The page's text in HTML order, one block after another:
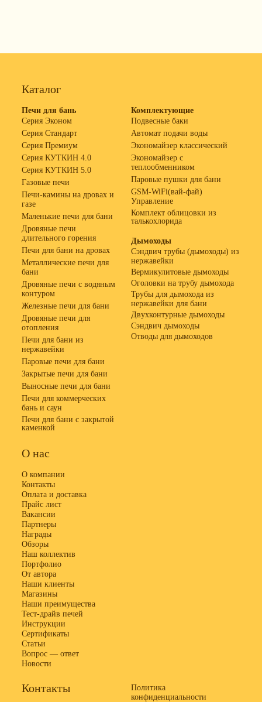
Каталог
Печи для бань
Серия Эконом
Серия Стандарт
Серия Премиум
Серия КУТКИН 4.0
Серия КУТКИН 5.0
Газовые печи
Печи-камины на дровах и
газе
Маленькие печи для бани
Дровяные печи
длительного горения
Печи для бани на дровах
Металлические печи для
бани
Дровяные печи с водяным
контуром
Железные печи для бани
Дровяные печи для
отопления
Печи для бани из
нержавейки
Паровые печи для бани
Закрытые печи для бани
Выносные печи для бани
Печи для коммерческих
бань и саун
Печи для бани с закрытой
каменкой
Комплектующие
Подвесные баки
Автомат подачи воды
Экономайзер классический
Экономайзер с
теплообменником
Паровые пушки для бани
GSM-WiFi(вай-фай)
Управление
Комплект облицовки из
талькохлорида
Дымоходы
Сэндвич трубы (дымоходы) из
нержавейки
Вермикулитовые дымоходы
Оголовки на трубу дымохода
Трубы для дымохода из
нержавейки для бани
Двухконтурные дымоходы
Сэндвич дымоходы
Отводы для дымоходов
О нас
О компании
Контакты
Оплата и доставка
Прайс лист
Вакансии
Партнеры
Награды
Обзоры
Наш коллектив
Портфолио
От автора
Наши клиенты
Магазины
Наши преимущества
Тест-драйв печей
Инструкции
Сертификаты
Статьи
Вопрос — ответ
Новости
Контакты
Политика
конфиденциальности